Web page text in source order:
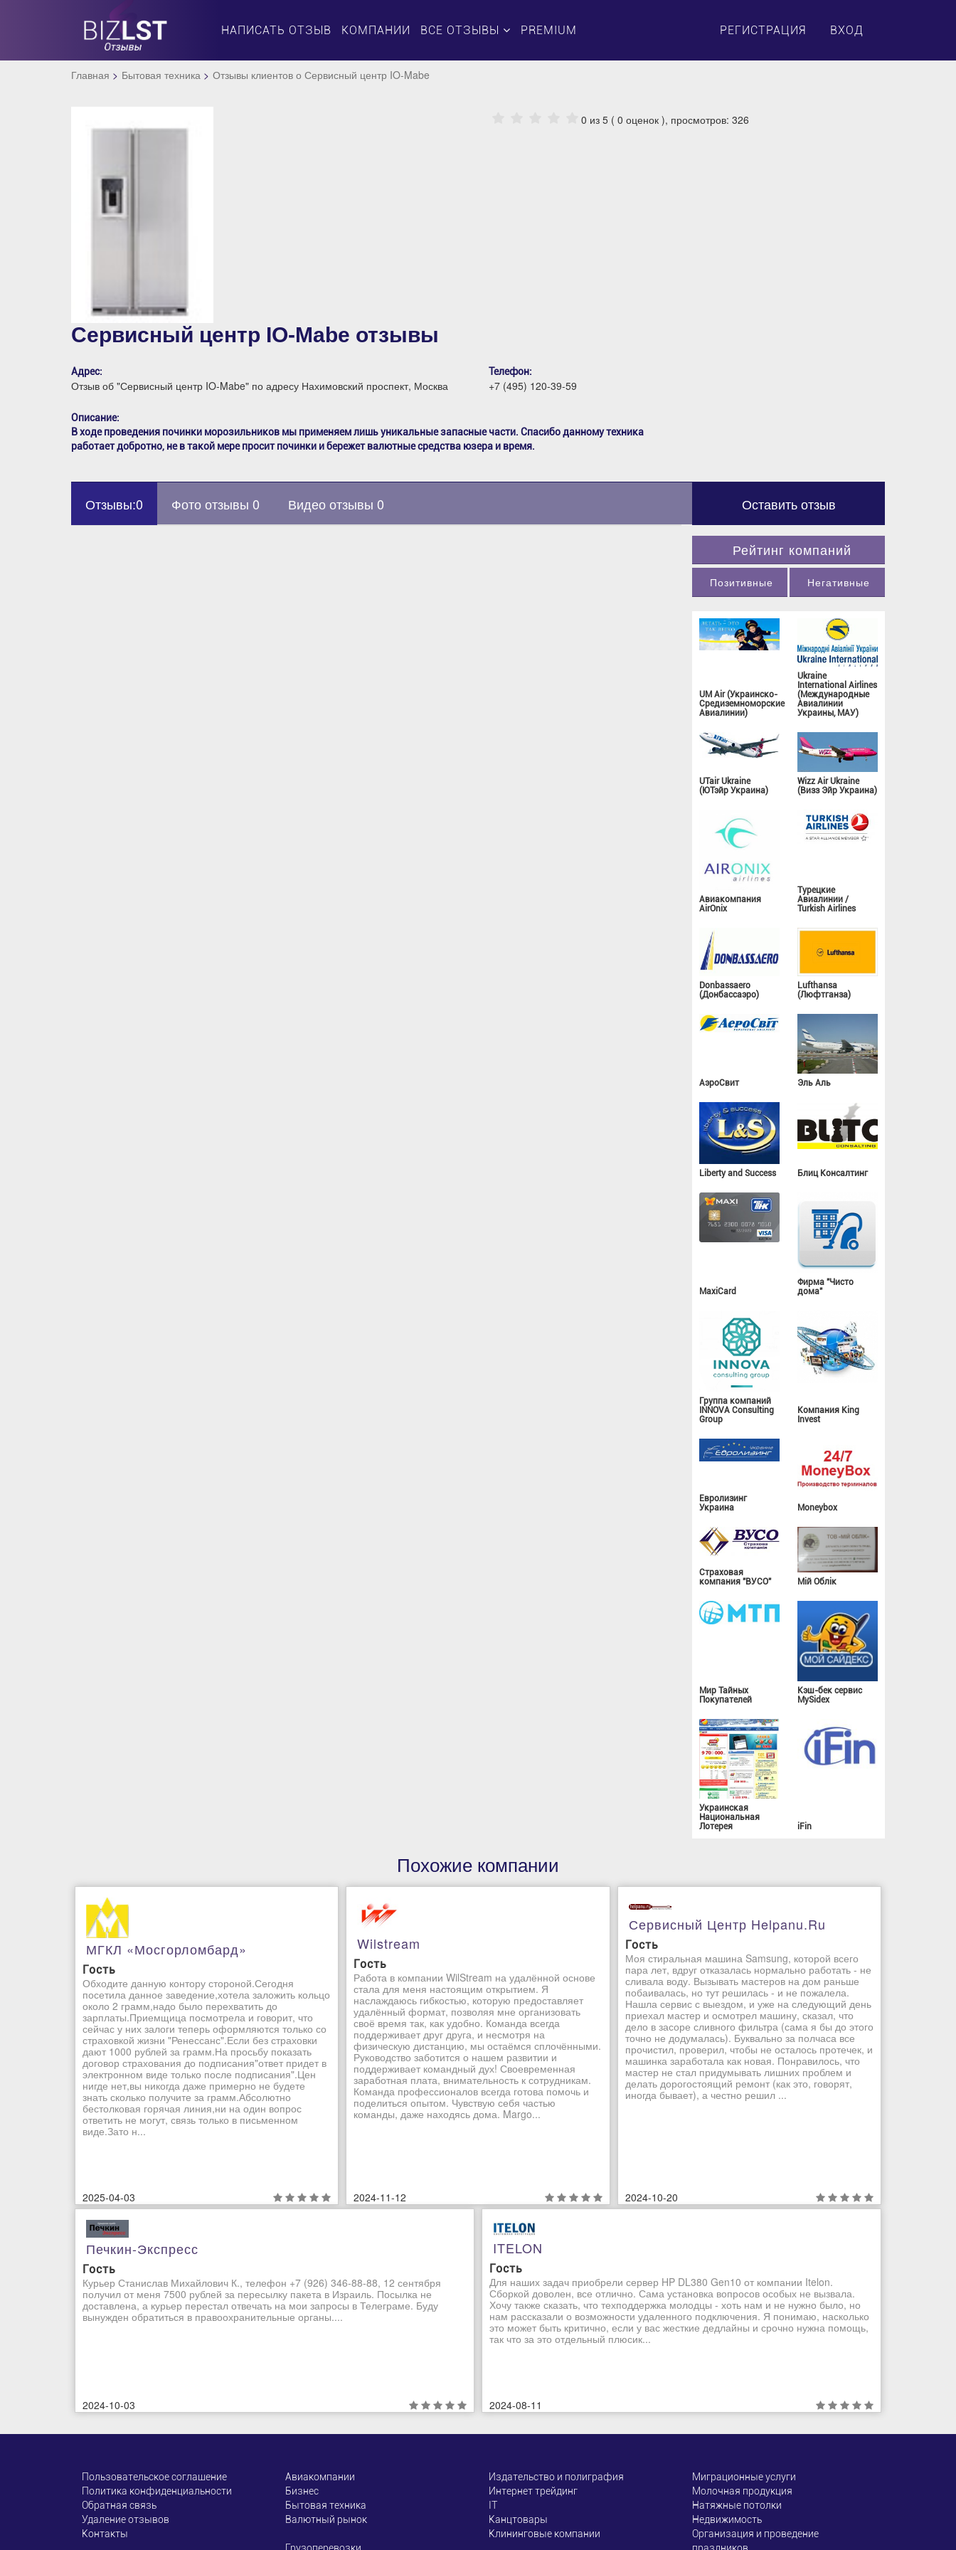
НАПИСАТЬ ОТЗЫВ КОМПАНИИ ВСЕ ОТЗЫВЫ PREMIUM РЕГИСТРАЦИЯ ВХОД
Главная Бытовая техника Отзывы клиентов о Сервисный центр IO-Mabe
Сервисный центр IO-Mabe отзывы
0 из 5 ( 0 оценок ), просмотров: 326
Адрес:
Отзыв об "Сервисный центр IO-Mabe" по адресу Нахимовский проспект, Москва
Телефон:
+7 (495) 120-39-59
Описание:
В ходе проведения починки морозильников мы применяем лишь уникальные запасные части. Спасибо данному техника
работает добротно, не в такой мере просит починки и бережет валютные средства юзера и время.
Отзывы:0 Фото отзывы 0 Видео отзывы 0 Оставить отзыв
Рейтинг компаний
Позитивные Негативные
UM Air (Украинско-
Средиземноморские
Авиалинии)
Ukraine
International Airlines
(Международные
Авиалинии
Украины, МАУ)
UTair Ukraine
(ЮТэйр Украина)
Wizz Air Ukraine
(Визз Эйр Украина)
Авиакомпания
AirOnix
Турецкие
Авиалинии /
Turkish Airlines
Donbassaero
(Донбассаэро)
Lufthansa
(Люфтганза)
АэроСвит Эль Аль
Liberty and Success Блиц Консалтинг
MaxiCard
Фирма "Чисто
дома"
Группа компаний
INNOVA Consulting
Group
Компания King
Invest
Евролизинг
Украина
Moneybox
Страховая
компания "ВУСО"
Мій Облік
Мир Тайных
Покупателей
Кэш-бек сервис
MySidex
Украинская
Национальная
Лотерея
iFin
Похожие компании
МГКЛ «Мосгорломбард»
Гость
Обходите данную контору стороной.Сегодня
посетила данное заведение,хотела заложить кольцо
около 2 грамм,надо было перехватить до
зарплаты.Приемщица посмотрела и говорит, что
сейчас у них залоги теперь оформляются только со
страховкой жизни "Ренессанс".Если без страховки
дают 1000 рублей за грамм.На просьбу показать
договор страхования до подписания"ответ придет в
электронном виде только после подписания".Цен
нигде нет,вы никогда даже примерно не будете
знать сколько получите за грамм.Абсолютно
бестолковая горячая линия,ни на один вопрос
ответить не могут, связь только в письменном
виде.Зато н...
2025-04-03
Wilstream
Гость
Работа в компании WilStream на удалённой основе
стала для меня настоящим открытием. Я
наслаждаюсь гибкостью, которую предоставляет
удалённый формат, позволяя мне организовать
своё время так, как удобно. Команда всегда
поддерживает друг друга, и несмотря на
физическую дистанцию, мы остаёмся сплочёнными.
Руководство заботится о нашем развитии и
поддерживает командный дух! Своевременная
заработная плата, внимательность к сотрудникам.
Команда профессионалов всегда готова помочь и
поделиться опытом. Чувствую себя частью
команды, даже находясь дома. Margo...
2024-11-12
Сервисный Центр Helpanu.ru
Гость
Моя стиральная машина Samsung, которой всего
пара лет, вдруг отказалась нормально работать - не
сливала воду. Вызывать мастеров на дом раньше
побаивалась, но тут решилась - и не пожалела.
Нашла сервис с выездом, и уже на следующий день
приехал мастер и осмотрел машину, сказал, что
дело в засоре сливного фильтра (сама я бы до этого
точно не додумалась). Буквально за полчаса все
прочистил, проверил, чтобы не осталось протечек, и
машинка заработала как новая. Понравилось, что
мастер не стал придумывать лишних проблем и
делать дорогостоящий ремонт (как это, говорят,
иногда бывает), а честно решил ...
2024-10-20
Печкин-Экспресс
Гость
Курьер Станислав Михайлович К., телефон +7 (926) 346-88-88, 12 сентября
получил от меня 7500 рублей за пересылку пакета в Израиль. Посылка не
доставлена, а курьер перестал отвечать на мои запросы в Телеграме. Буду
вынужден обратиться в правоохранительные органы....
2024-10-03
ITELON
Гость
Для наших задач приобрели сервер HP DL380 Gen10 от компании Itelon.
Сборкой доволен, все отлично. Сама установка вопросов особых не вызвала.
Хочу также сказать, что техподдержка молодцы - хоть нам и не нужно было, но
нам рассказали о возможности удаленного подключения. Я понимаю, насколько
это может быть критично, если у вас жесткие дедлайны и срочно нужна помощь,
так что за это отдельный плюсик...
2024-08-11
Пользовательское соглашение
Политика конфиденциальности
Обратная связь
Удаление отзывов
Контакты
Авиакомпании
Бизнес
Бытовая техника
Валютный рынок
Издательство и полиграфия
Интернет трейдинг
ІТ
Канцтовары
Клининговые компании
Миграционные услуги
Молочная продукция
Натяжные потолки
Недвижимость
Организация и проведение